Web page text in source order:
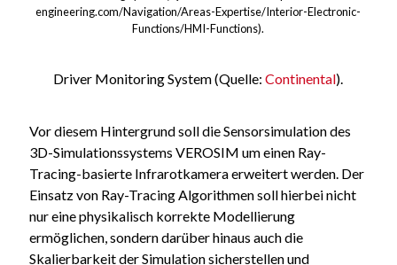
engineering.com/Navigation/Areas-Expertise/Interior-Electronic-
Functions/HMI-Functions).
Driver Monitoring System (Quelle:Continental).
Vor diesem Hintergrund soll die Sensorsimulation des
3D-Simulationssystems VEROSIM um einen Ray-
Tracing-basierte Infrarotkamera erweitert werden. Der
Einsatz von Ray-Tracing Algorithmen soll hierbei nicht
nur eine physikalisch korrekte Modellierung
ermöglichen, sondern darüber hinaus auch die
Skalierbarkeit der Simulation sicherstellen und